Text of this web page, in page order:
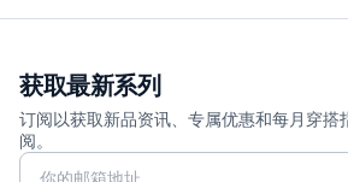
获取最新系列
订阅以获取新品资讯、专属优惠和每月穿搭
阅。